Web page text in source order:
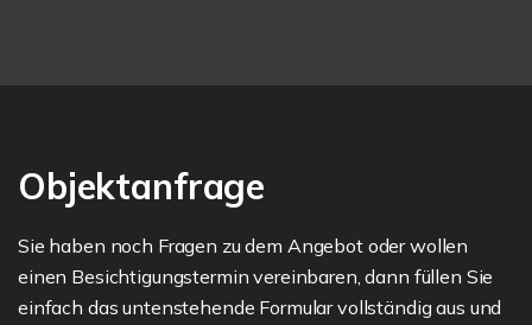
Objektanfrage
Sie haben noch Fragen zu dem Angebot oder wollen
einen Besichtigungstermin vereinbaren, dann füllen Sie
einfach das untenstehende Formular vollständig aus und